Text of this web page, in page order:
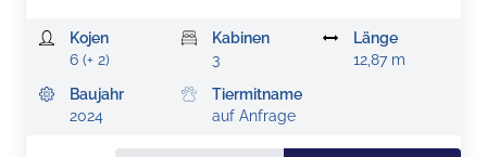
Kojen
6 (+ 2)
Kabinen
3
Länge
12,87 m
Baujahr
2024
Tiermitname
auf Anfrage